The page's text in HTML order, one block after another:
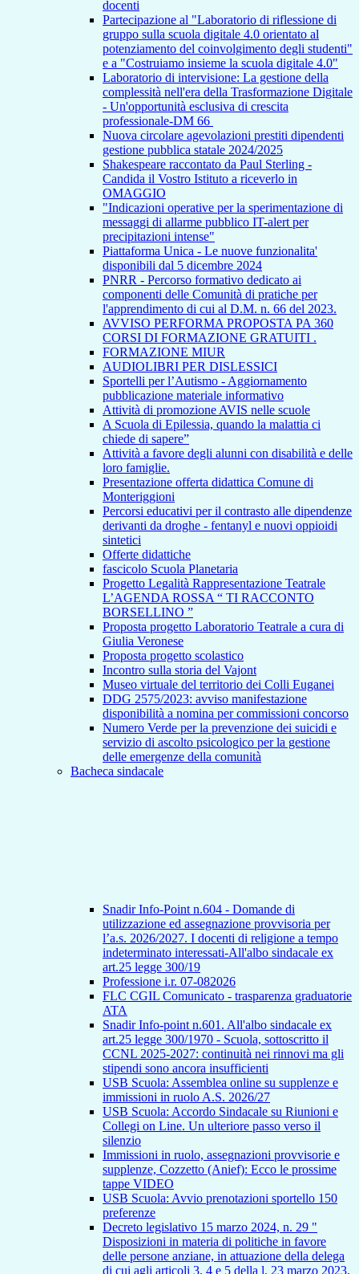
docenti
Partecipazione al "Laboratorio di riflessione di
gruppo sulla scuola digitale 4.0 orientato al
potenziamento del coinvolgimento degli studenti"
e a "Costruiamo insieme la scuola digitale 4.0"
Laboratorio di intervisione: La gestione della
complessità nell'era della Trasformazione Digitale
- Un'opportunità esclusiva di crescita
professionale-DM 66
Nuova circolare agevolazioni prestiti dipendenti
gestione pubblica statale 2024/2025
Shakespeare raccontato da Paul Sterling -
Candida il Vostro Istituto a riceverlo in
OMAGGIO
"Indicazioni operative per la sperimentazione di
messaggi di allarme pubblico IT-alert per
precipitazioni intense"
Piattaforma Unica - Le nuove funzionalita'
disponibili dal 5 dicembre 2024
PNRR - Percorso formativo dedicato ai
componenti delle Comunità di pratiche per
l'apprendimento di cui al D.M. n. 66 del 2023.
AVVISO PERFORMA PROPOSTA PA 360
CORSI DI FORMAZIONE GRATUITI .
FORMAZIONE MIUR
AUDIOLIBRI PER DISLESSICI
Sportelli per l’Autismo - Aggiornamento
pubblicazione materiale informativo
Attività di promozione AVIS nelle scuole
A Scuola di Epilessia, quando la malattia ci
chiede di sapere”
Attività a favore degli alunni con disabilità e delle
loro famiglie.
Presentazione offerta didattica Comune di
Monteriggioni
Percorsi educativi per il contrasto alle dipendenze
derivanti da droghe - fentanyl e nuovi oppioidi
sintetici
Offerte didattiche
fascicolo Scuola Planetaria
Progetto Legalità Rappresentazione Teatrale
L’AGENDA ROSSA “ TI RACCONTO
BORSELLINO ”
Proposta progetto Laboratorio Teatrale a cura di
Giulia Veronese
Proposta progetto scolastico
Incontro sulla storia del Vajont
Museo virtuale del territorio dei Colli Euganei
DDG 2575/2023: avviso manifestazione
disponibilità a nomina per commissioni concorso
Numero Verde per la prevenzione dei suicidi e
servizio di ascolto psicologico per la gestione
delle emergenze della comunità
Bacheca sindacale
Snadir Info-Point n.604 - Domande di
utilizzazione ed assegnazione provvisoria per
l’a.s. 2026/2027. I docenti di religione a tempo
indeterminato interessati-All'albo sindacale ex
art.25 legge 300/19
Professione i.r. 07-082026
FLC CGIL Comunicato - trasparenza graduatorie
ATA
Snadir Info-point n.601. All'albo sindacale ex
art.25 legge 300/1970 - Scuola, sottoscritto il
CCNL 2025-2027: continuità nei rinnovi ma gli
stipendi sono ancora insufficienti
USB Scuola: Assemblea online su supplenze e
immissioni in ruolo A.S. 2026/27
USB Scuola: Accordo Sindacale su Riunioni e
Collegi on Line. Un ulteriore passo verso il
silenzio
Immissioni in ruolo, assegnazioni provvisorie e
supplenze, Cozzetto (Anief): Ecco le prossime
tappe VIDEO
USB Scuola: Avvio prenotazioni sportello 150
preferenze
Decreto legislativo 15 marzo 2024, n. 29 "
Disposizioni in materia di politiche in favore
delle persone anziane, in attuazione della delega
di cui agli articoli 3, 4 e 5 della l. 23 marzo 2023,